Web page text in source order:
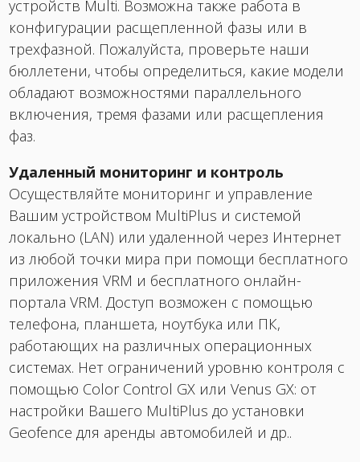
устройств Multi. Возможна также работа в
конфигурации расщепленной фазы или в
трехфазной. Пожалуйста, проверьте наши
бюллетени, чтобы определиться, какие модели
обладают возможностями параллельного
включения, тремя фазами или расщепления
фаз.
Удаленный мониторинг и контроль
Осуществляйте мониторинг и управление
Вашим устройством MultiPlus и системой
локально (LAN) или удаленной через Интернет
из любой точки мира при помощи бесплатного
приложения VRM и бесплатного онлайн-
портала VRM. Доступ возможен с помощью
телефона, планшета, ноутбука или ПК,
работающих на различных операционных
системах. Нет ограничений уровню контроля с
помощью Color Control GX или Venus GX: от
настройки Вашего MultiPlus до установки
Geofence для аренды автомобилей и др..